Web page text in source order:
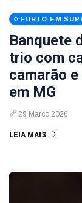
FURTO EM
Banquete
trio com
camarão
em MG
29 Março 2026
LEIA MAIS